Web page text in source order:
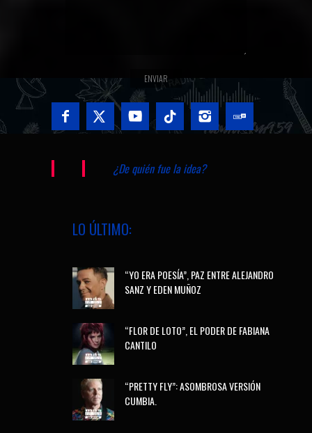
¿De quién fue la idea?
LO ÚLTIMO:
“YO ERA POESÍA”, PAZ ENTRE ALEJANDRO
SANZ Y EDEN MUÑOZ
“FLOR DE LOTO”, EL PODER DE FABIANA
CANTILO
“PRETTY FLY”: ASOMBROSA VERSIÓN
CUMBIA.